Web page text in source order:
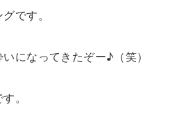
です。
になってきたぞー♪（笑）
。